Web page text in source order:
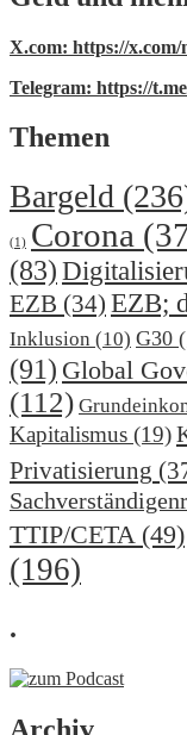
X.com: https://
Telegram: https://
Themen
Bargeld
(1) Corona
(83)
EZB (34) EZB;
Inklusion (10) G30
(91) Global
(112)
Kapitalismus (19)
Privatisierung
TTIP/CETA(49)
(196)
.